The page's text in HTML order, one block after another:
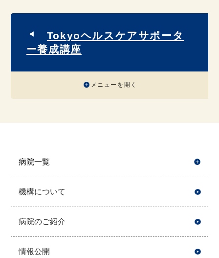
Tokyoヘルスケアサポータ
ー養成講座
メニューを開く
病院一覧
機構について
病院のご紹介
情報公開